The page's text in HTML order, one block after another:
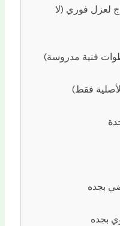
لعزل فوري (لا
فنية مدروسة)
فقط)
بجده
بجده